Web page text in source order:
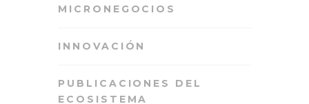
MICRONEGOCIOS
INNOVACIÓN
PUBLICACIONES DEL
ECOSISTEMA